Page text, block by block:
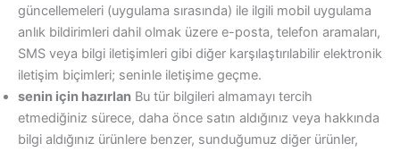
güncellemeleri (uygulama sırasında) ile ilgili mobil uygulama
anlık bildirimleri dahil olmak üzere e-posta, telefon aramaları,
SMS veya bilgi iletişimleri gibi diğer karşılaştırılabilir elektronik
iletişim biçimleri; seninle iletişime geçme.
senin için hazırlan Bu tür bilgileri almamayı tercih
etmediğiniz sürece, daha önce satın aldığınız veya hakkında
bilgi aldığınız ürünlere benzer, sunduğumuz diğer ürünler,